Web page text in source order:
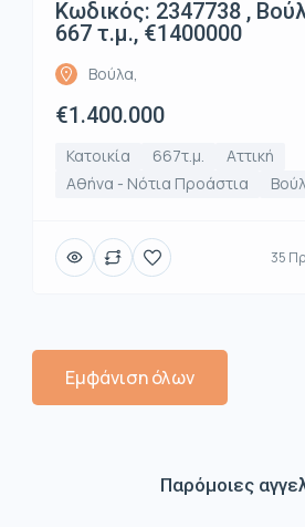
Κωδικός: 2347738 ,
667 τ.μ., €1400000
Βούλα,
€1.400.000
Κατοικία 667τ.μ.
Αττική
Αθήνα - Νότια Προάστια
35
Εμφάνιση όλων
Παρόμοιες